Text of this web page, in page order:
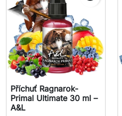
Příchuť Ragnarok-
Primal Ultimate 30 ml –
A&L